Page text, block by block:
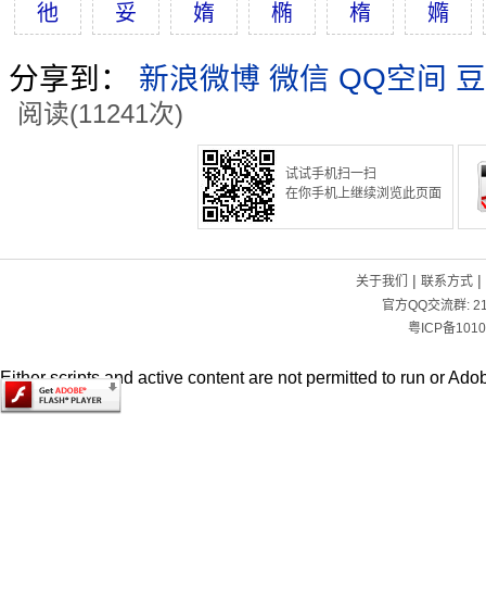
彵 妥 媠 椭 楕 嫷
分享到： 新浪微博 微信 QQ空间
阅读(11241次)
试试手机扫一扫
在你手机上继续浏览此页面
关于我们 | 联系方式|
官方QQ交流群:
粤ICP备
Either scripts and active content are not permitted to run or